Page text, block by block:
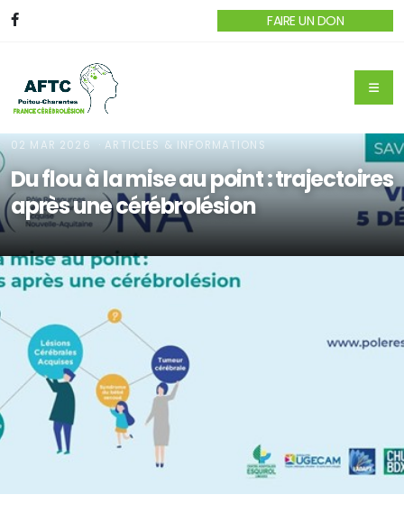
FAIRE UN DON
02 MAR 2026 · ARTICLES & INFORMATIONS
Du flou à la mise au point : trajectoires
après une cérébrolésion